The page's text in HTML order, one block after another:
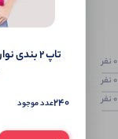
0 نفر
0 نفر
0 نفر 240عدد موجود